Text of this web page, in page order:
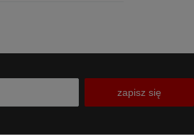
zapisz się